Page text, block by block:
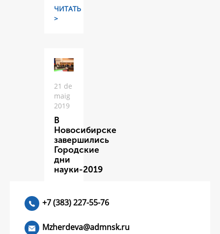
ЧИТАТЬ
>
21 de
maig
2019
В
Новосибирске
завершились
Городские
дни
науки-2019
+7 (383) 227-55-76
Mzherdeva@admnsk.ru